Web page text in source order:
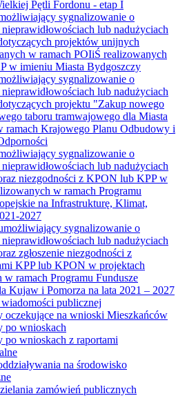
Pętli Fordonu - etap I
sygnalizowanie o
lub nadużyciach
projektów unijnych
w ramach POIiŚ realizowanych
w imieniu Miasta Bydgoszczy
sygnalizowanie o
lub nadużyciach
projektu "Zakup nowego
taboru tramwajowego dla Miasta
ramach Krajowego Planu Odbudowy i
sygnalizowanie o
lub nadużyciach
niezgodności z KPON lub KPP w
w ramach Programu
na Infrastrukturę, Klimat,
2027
sygnalizowanie o
lub nadużyciach
zgłoszenie niezgodności z
KPP lub KPON w projektach
w ramach Programu Fundusze
Kujaw i Pomorza na lata 2021 – 2027
wiadomości publicznej
oczekujące na wnioski Mieszkańców
po wnioskach
po wnioskach z raportami
na środowisko
zamówień publicznych